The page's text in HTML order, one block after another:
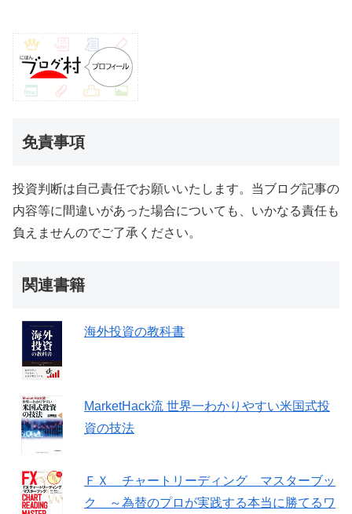
免責事項
投資判断は自己責任でお願いいたします。当ブログ記事の
内容等に間違いがあった場合についても、いかなる責任も
負えませんのでご了承ください。
関連書籍
海外投資の教科書
MarketHack流 世界一わかりやすい米国式投
資の技法
ＦＸ チャートリーディング マスターブッ
ク ～為替のプロが実践する本当に勝てるワ